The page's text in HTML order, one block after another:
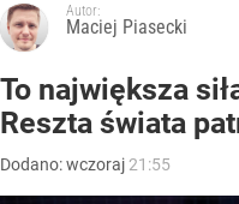
Autor:
Maciej Piasecki
To największa
Reszta świata
Dodano:wczoraj 21:55